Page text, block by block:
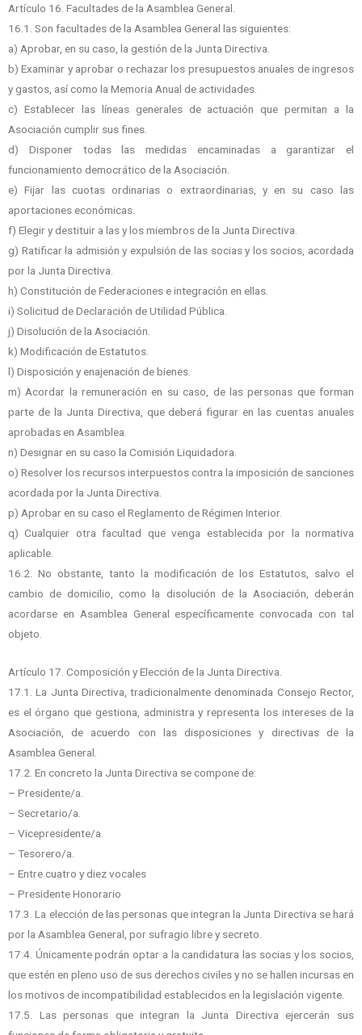
Artículo 16. Facultades de la Asamblea General.
16.1. Son facultades de la Asamblea General las siguientes:
a) Aprobar, en su caso, la gestión de la Junta Directiva.
b) Examinar y aprobar o rechazar los presupuestos anuales de ingresos
y gastos, así como la Memoria Anual de actividades.
c) Establecer las líneas generales de actuación que permitan a la
Asociación cumplir sus fines.
d) Disponer todas las medidas encaminadas a garantizar el
funcionamiento democrático de la Asociación.
e) Fijar las cuotas ordinarias o extraordinarias, y en su caso las
aportaciones económicas.
f) Elegir y destituir a las y los miembros de la Junta Directiva.
g) Ratificar la admisión y expulsión de las socias y los socios, acordada
por la Junta Directiva.
h) Constitución de Federaciones e integración en ellas.
i) Solicitud de Declaración de Utilidad Pública.
j) Disolución de la Asociación.
k) Modificación de Estatutos.
l) Disposición y enajenación de bienes.
m) Acordar la remuneración en su caso, de las personas que forman
parte de la Junta Directiva, que deberá figurar en las cuentas anuales
aprobadas en Asamblea.
n) Designar en su caso la Comisión Liquidadora.
o) Resolver los recursos interpuestos contra la imposición de sanciones
acordada por la Junta Directiva.
p) Aprobar en su caso el Reglamento de Régimen Interior.
q) Cualquier otra facultad que venga establecida por la normativa
aplicable.
16.2. No obstante, tanto la modificación de los Estatutos, salvo el
cambio de domicilio, como la disolución de la Asociación, deberán
acordarse en Asamblea General específicamente convocada con tal
objeto.
Artículo 17. Composición y Elección de la Junta Directiva.
17.1. La Junta Directiva, tradicionalmente denominada Consejo Rector,
es el órgano que gestiona, administra y representa los intereses de la
Asociación, de acuerdo con las disposiciones y directivas de la
Asamblea General.
17.2. En concreto la Junta Directiva se compone de:
– Presidente/a.
– Secretario/a.
– Vicepresidente/a.
– Tesorero/a.
– Entre cuatro y diez vocales
– Presidente Honorario
17.3. La elección de las personas que integran la Junta Directiva se hará
por la Asamblea General, por sufragio libre y secreto.
17.4. Únicamente podrán optar a la candidatura las socias y los socios,
que estén en pleno uso de sus derechos civiles y no se hallen incursas en
los motivos de incompatibilidad establecidos en la legislación vigente.
17.5. Las personas que integran la Junta Directiva ejercerán sus